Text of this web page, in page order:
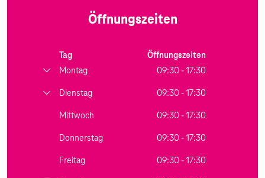
Öffnungszeiten
Tag
Öffnungszeiten
Montag
09:30 - 17:30
Dienstag 09:30 - 17:30
Mittwoch 09:30 - 17:30
Donnerstag 09:30 - 17:30
Freitag 09:30 - 17:30